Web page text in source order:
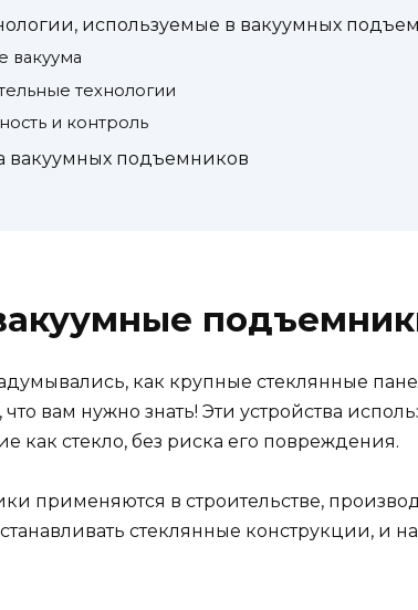
используемые в вакуумных
вакуума
технологии
и контроль
вакуумных подъемников
как крупные стеклянные
вам нужно знать! Эти устройства
как стекло, без риска его повреждения.
применяются в строительстве,
стеклянные конструкции, и